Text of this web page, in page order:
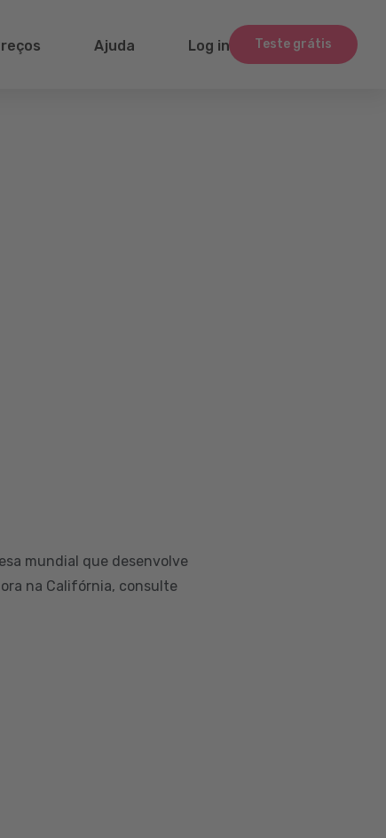
Teste grátis
Ajuda Log in
mundial que desenvolve
na Califórnia, consulte